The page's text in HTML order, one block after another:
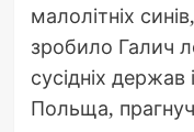
малолітніх
зробило Галич
сусідніх
Польща,